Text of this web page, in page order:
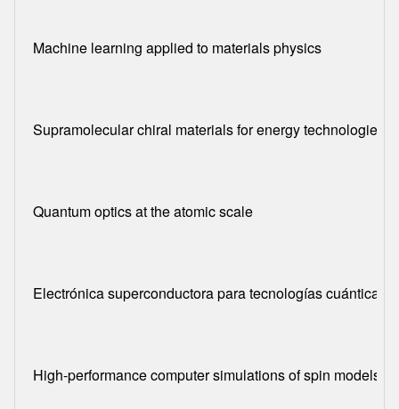
Machine learning applied to materials physics
Supramolecular chiral materials for energy technologies
Quantum optics at the atomic scale
Electrónica superconductora para tecnologías cuánticas
High-performance computer simulations of spin models